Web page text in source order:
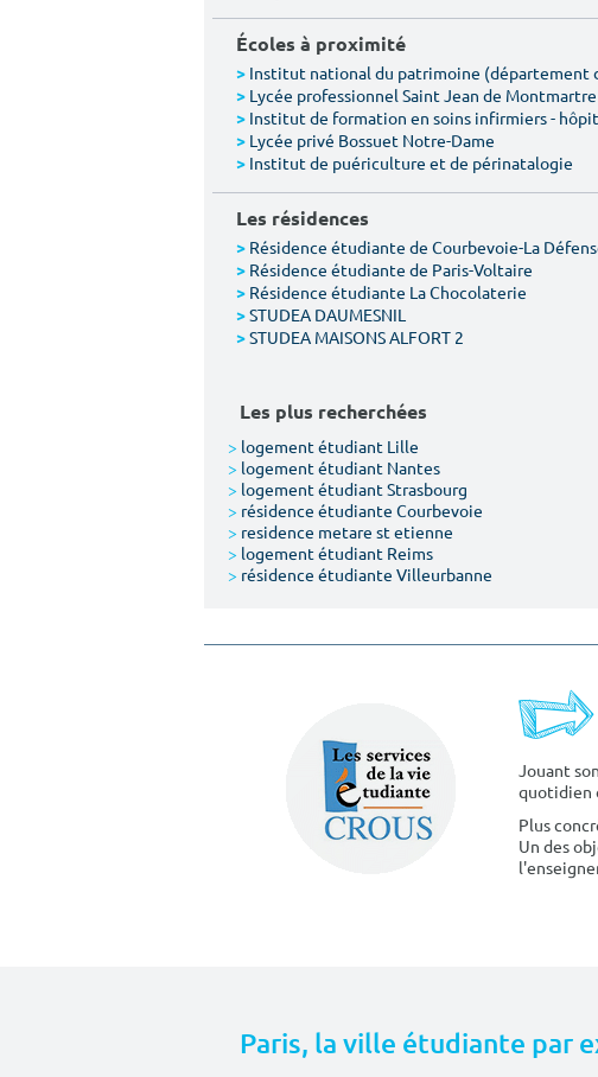
Écoles à proximité
> Institut national du patrimoine (département
> Lycée professionnel Saint Jean de Montmartre
> Institut de formation en soins infirmiers -
> Lycée privé Bossuet Notre-Dame
> Institut de puériculture et de périnatalogie
Les résidences
> Résidence étudiante de Courbevoie-La
> Résidence étudiante de Paris-Voltaire
> Résidence étudiante La Chocolaterie
>STUDEA DAUMESNIL
>STUDEA MAISONS ALFORT 2
Les plus recherchées
> logement étudiant Lille
> logement étudiant Nantes
> logement étudiant Strasbourg
> résidence étudiante Courbevoie
> residence metare st etienne
> logement étudiant Reims
> résidence étudiante Villeurbanne
Jouant
quotidien
Plus
Un des
Paris, la ville étudiante par